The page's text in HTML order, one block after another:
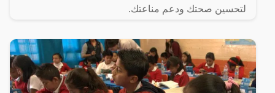
لتحسين صحتك ودعم مناعتك.